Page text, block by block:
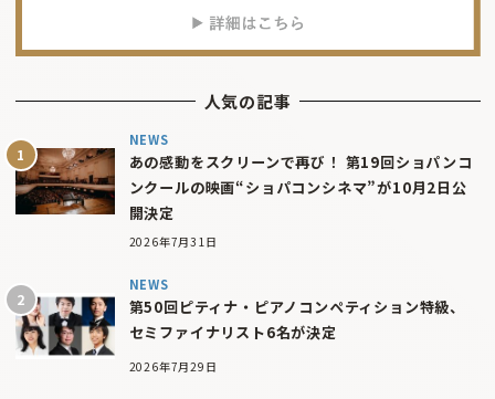
人気の記事
NEWS
あの感動をスクリーンで再び！ 第19回ショパンコ
ンクールの映画“ショパコンシネマ”が10月2日公
開決定
2026年7月31日
NEWS
第50回ピティナ・ピアノコンペティション特級、
セミファイナリスト6名が決定
2026年7月29日